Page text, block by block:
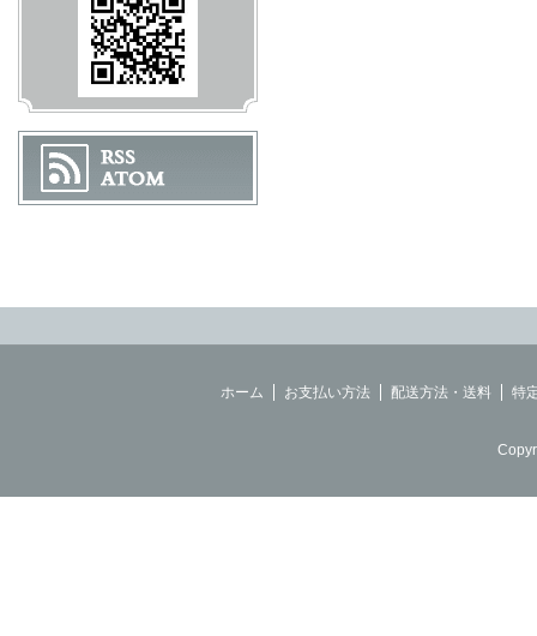
ホーム お支払い方法 配送方法・送料 特